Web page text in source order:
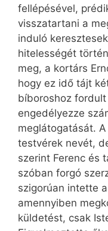
fellépésével,
visszatartani a
induló
hitelességét
meg, a kortárs
hogy ez idő tájt
bíboroshoz
engedélyezze
meglátogatását.
testvérek nevét,
szerint Ferenc és
szóban forgó
szigorúan intette
amennyiben
küldetést, csak